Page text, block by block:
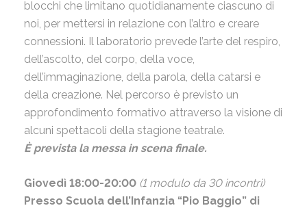
blocchi che limitano quotidianamente ciascuno di
noi, per mettersi in relazione con l’altro e creare
connessioni. Il laboratorio prevede l’arte del respiro,
dell’ascolto, del corpo, della voce,
dell’immaginazione, della parola, della catarsi e
della creazione. Nel percorso è previsto un
approfondimento formativo attraverso la visione di
alcuni spettacoli della stagione teatrale.
È prevista la messa in scena finale.
Giovedì 18:00-20:00 (1 modulo da 30 incontri)
Presso Scuola dell’Infanzia “Pio Baggio” di